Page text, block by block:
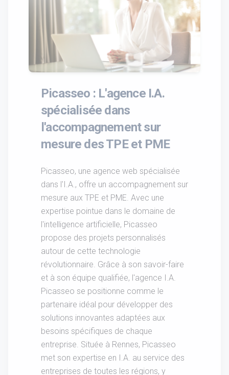
Picasseo : L'agence I.A.
spécialisée dans
l'accompagnement sur
mesure des TPE et PME
Picasseo, une agence web spécialisée
dans l'I.A., offre un accompagnement sur
mesure aux TPE et PME. Avec une
expertise pointue dans le domaine de
l'intelligence artificielle, Picasseo
propose des projets personnalisés
autour de cette technologie
révolutionnaire. Grâce à son savoir-faire
et à son équipe qualifiée, l'agence I.A.
Picasseo se positionne comme le
partenaire idéal pour développer des
solutions innovantes adaptées aux
besoins spécifiques de chaque
entreprise. Située à Rennes, Picasseo
met son expertise en I.A. au service des
entreprises de toutes les régions, y